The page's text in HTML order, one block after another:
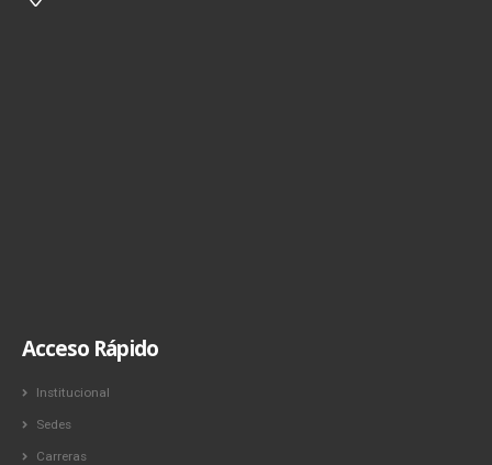
Acceso Rápido
Institucional
Sedes
Carreras